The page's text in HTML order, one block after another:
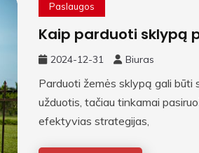
Paslaugos
Kaip parduoti sklypą
2024-12-31 Biuras
Parduoti žemės sklypą gali būti
užduotis, tačiau tinkamai
efektyvias strategijas,